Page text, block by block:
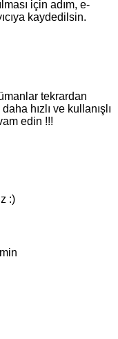
için adım, e-
kaydedilsin.
tekrardan
hızlı ve kullanışlı
edin !!!
:)